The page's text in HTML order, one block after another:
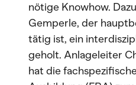
nötige Knowhow.
Gemperle, der
tätig ist, ein
geholt. Anlageleiter
hat die